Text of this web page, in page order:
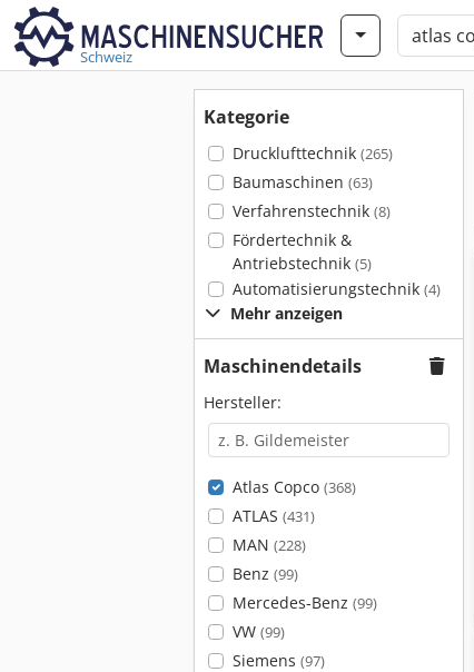
Schweiz
Kategorie
Drucklufttechnik (265)
Baumaschinen (63)
Verfahrenstechnik (8)
Fördertechnik &
Antriebstechnik (5)
Automatisierungstechnik (4)
Mehr anzeigen
Maschinendetails
Hersteller:
Atlas Copco (368)
ATLAS (431)
MAN (228)
Benz (99)
Mercedes-Benz (99)
VW (99)
Siemens (97)